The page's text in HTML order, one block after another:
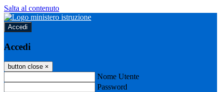
Salta al contenuto
Accedi
Accedi
button close ×
Nome Utente
Password